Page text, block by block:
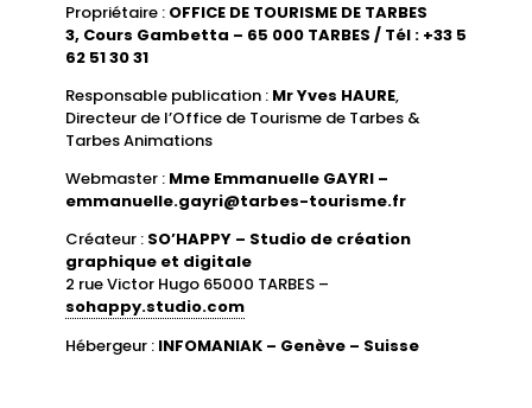
Propriétaire : OFFICE DE TOURISME DE TARBES
3, Cours Gambetta – 65 000 TARBES / Tél : +33 5
62 51 30 31
Responsable publication : Mr Yves HAURE,
Directeur de l’Office de Tourisme de Tarbes &
Tarbes Animations
Webmaster : Mme Emmanuelle GAYRI –
emmanuelle.gayri@tarbes-tourisme.fr
Créateur : SO’HAPPY – Studio de création
graphique et digitale
2 rue Victor Hugo 65000 TARBES –
sohappy.studio.com
Hébergeur : INFOMANIAK – Genève – Suisse